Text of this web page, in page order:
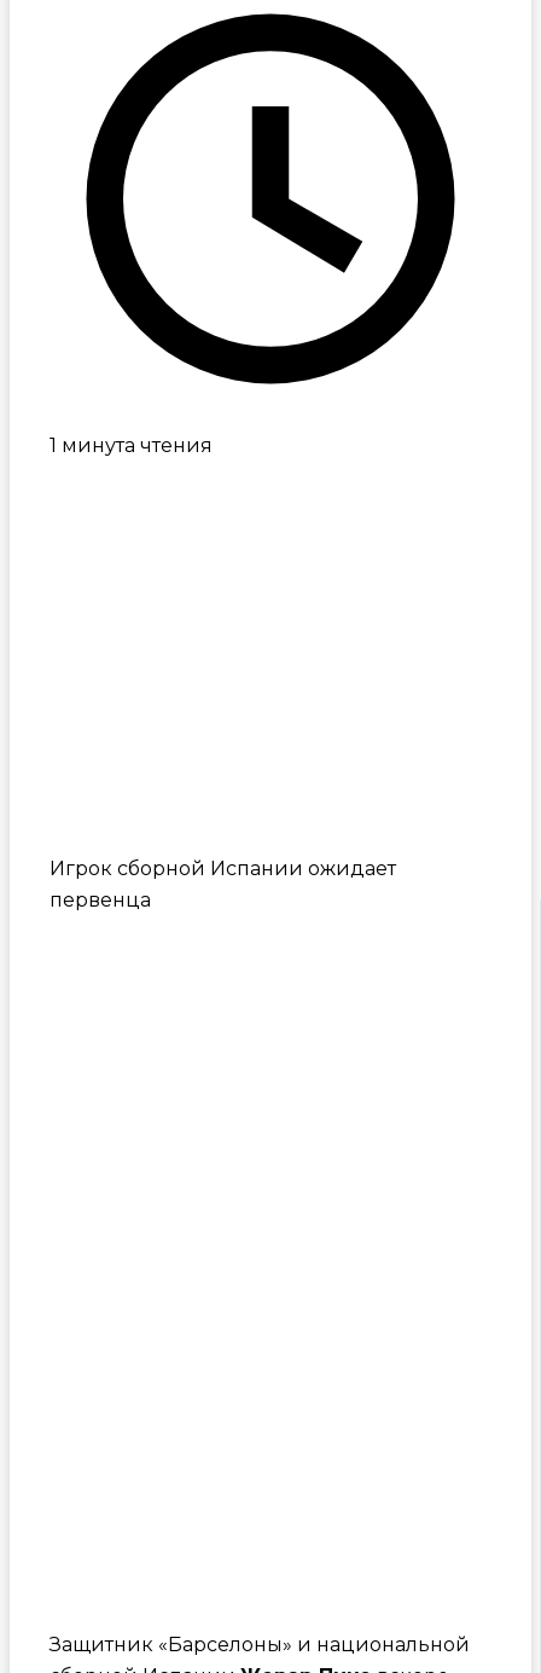
1 минута чтения
Игрок сборной Испании ожидает
первенца
Защитник «Барселоны» и национальной